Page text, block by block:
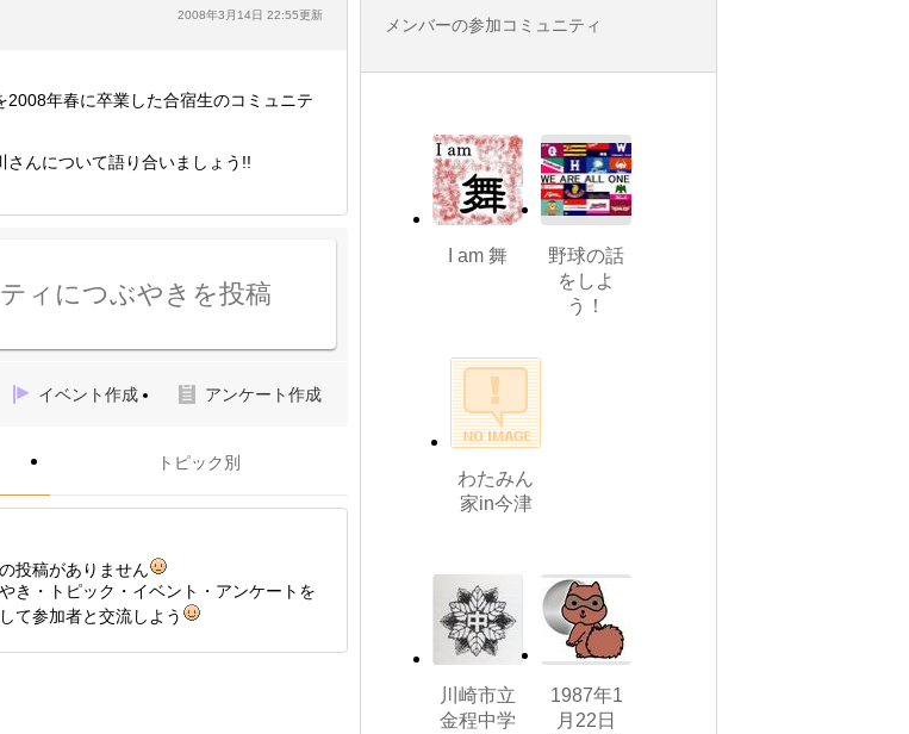
2008年3月14日 22:55更新
2008年春に卒業した合宿生のコミュニテ
さんについて語り合いましょう!!
ィにつぶやきを投稿
イベント作成 アンケート作成
トピック別
投稿がありません
き・トピック・イベント・アンケートを
て参加者と交流しよう
メンバーの参加コミュニティ
I am 舞
野球の話
をしよ
う！
わたみん
家in今津
川崎市立
金程中学
1987年1
月22日